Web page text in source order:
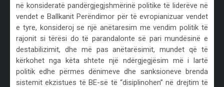
në konsideratë pandërgjegjshmërinë politike të liderëve në
vendet e Ballkanit Perëndimor për të evropianizuar vendet
e tyre, konsideroj se një anëtaresim me vendim politik të
rajonit si tërësi do të parandalonte së pari mundësinë e
destabilizimit, dhe më pas anëtarësimit, mundet që të
kërkohet nga këta shtete një ndërgjegjësim më i lartë
politik edhe përmes dënimeve dhe sanksioneve brenda
sistemit ekzistues të BE-së të “disiplinohen” në drejtim të